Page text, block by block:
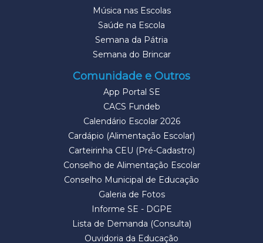
Música nas Escolas
Saúde na Escola
Semana da Pátria
Semana do Brincar
Comunidade e Outros
App Portal SE
CACS Fundeb
Calendário Escolar 2026
Cardápio (Alimentação Escolar)
Carteirinha CEU (Pré-Cadastro)
Conselho de Alimentação Escolar
Conselho Municipal de Educação
Galeria de Fotos
Informe SE - DGPE
Lista de Demanda (Consulta)
Ouvidoria da Educação